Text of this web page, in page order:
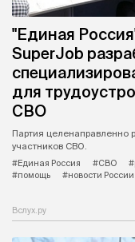
"Единая
SuperJob
для
СВО
Партия целенаправленно
участников СВО.
#Единая Россия
#СВО
#помощь
#новости России
Вслух.ру